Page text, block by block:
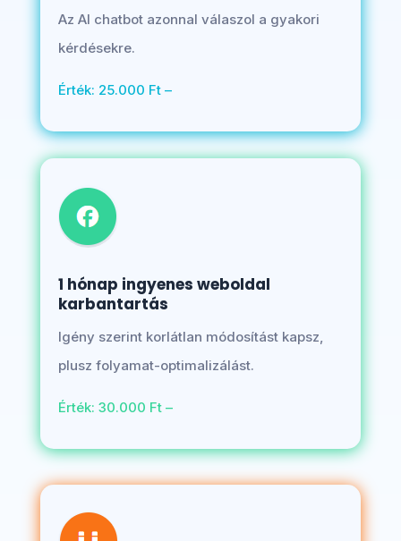
Az AI chatbot azonnal válaszol a gyakori
kérdésekre.
Érték: 25.000 Ft –
1 hónap ingyenes weboldal
karbantartás
Igény szerint korlátlan módosítást kapsz,
plusz folyamat-optimalizálást.
Érték: 30.000 Ft –